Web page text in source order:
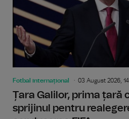
Fotbal internațional 03 August 2026,
Țara Galilor, prima țară
sprijinul pentru